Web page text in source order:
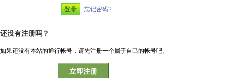
忘记密码?
还没有注册吗？
如果还没有本站的通行帐号，请先注册一个属于自己的帐号吧。
立即注册